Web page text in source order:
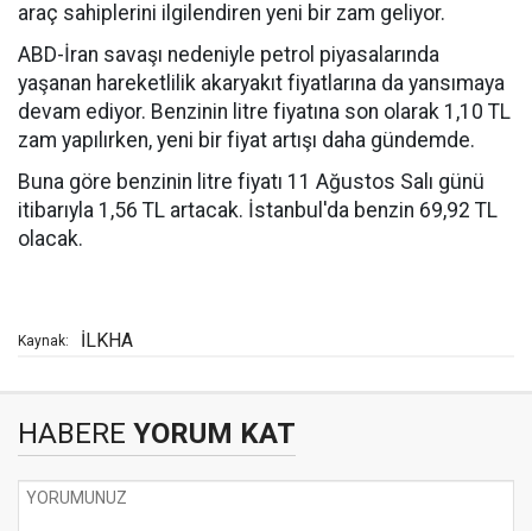
araç sahiplerini ilgilendiren yeni bir zam geliyor.
ABD-İran savaşı nedeniyle petrol piyasalarında
yaşanan hareketlilik akaryakıt fiyatlarına da yansımaya
devam ediyor. Benzinin litre fiyatına son olarak 1,10 TL
zam yapılırken, yeni bir fiyat artışı daha gündemde.
Buna göre benzinin litre fiyatı 11 Ağustos Salı günü
itibarıyla 1,56 TL artacak. İstanbul'da benzin 69,92 TL
olacak.
Kaynak: İLKHA
HABERE YORUM KAT